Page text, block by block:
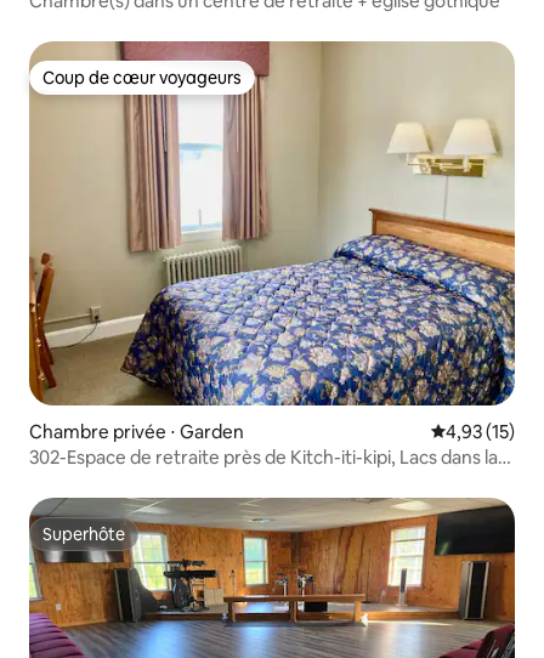
Coup de cœur voyageurs
Coup de cœur voyageurs
Chambre privée ⋅ Garden Évaluation
4,93 (15)
302-Espace de retraite près de Kitch-iti-kipi, Lacs dans la
Superhôte
Superhôte